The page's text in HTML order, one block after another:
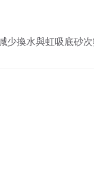
少換水與虹吸底砂